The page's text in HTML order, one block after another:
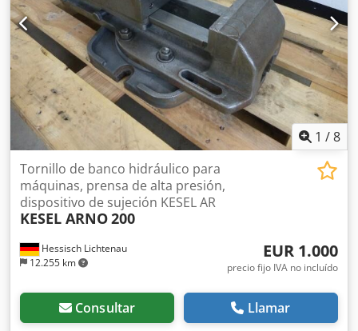
pie Dkedpfx Aetrpiijbxor - Ariete con rosca interior M12 -
Subestructura metálica Espacio necesario L x A x A 850 x
620 x 1560 mm Peso aprox. 200 kg buen estado
1 /8
Hessisch Lichtenau
12.255 km
Tornillo de banco hidráulico para
máquinas, prensa de alta presión,
dispositivo de sujeción KESEL AR
KESEL ARNO200
EUR 1.000
precio fijo IVA no incluído
Consultar Llamar